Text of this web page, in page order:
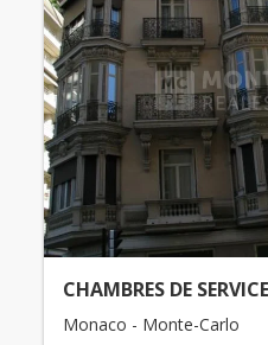
CHAMBRES DE
Monaco - Monte-Carlo